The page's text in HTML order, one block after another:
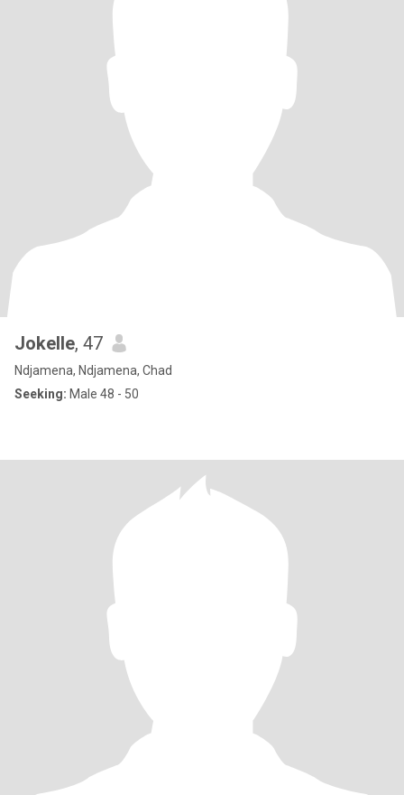
Jokelle, 47
Ndjamena, Ndjamena, Chad
Seeking: Male 48 - 50